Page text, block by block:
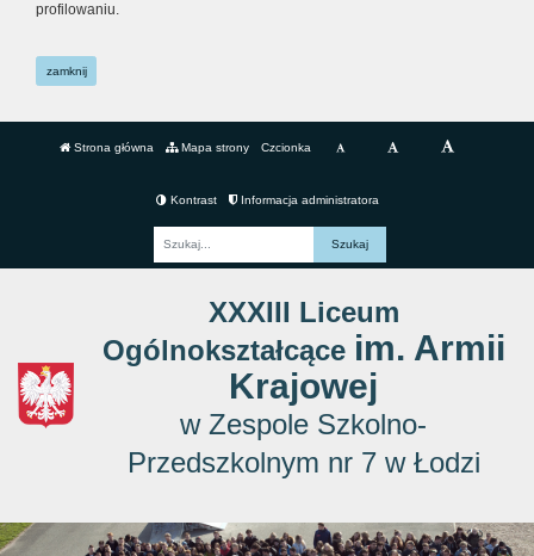
profilowaniu.
zamknij
Strona główna Mapa strony Czcionka
Kontrast Informacja administratora
XXXIII Liceum
Ogólnokształcące im. Armii
Krajowej
w Zespole Szkolno-
Przedszkolnym nr 7 w Łodzi